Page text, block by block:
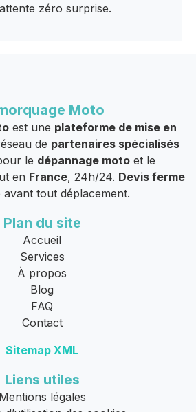
zéro surprise.
Moto
est une plateforme de mise en
de partenaires spécialisés
le dépannage moto et le
en France, 24h/24. Devis ferme
tout déplacement.
Plan du site
Accueil
Services
À propos
Blog
FAQ
Contact
Sitemap XML
Liens utiles
Mentions légales